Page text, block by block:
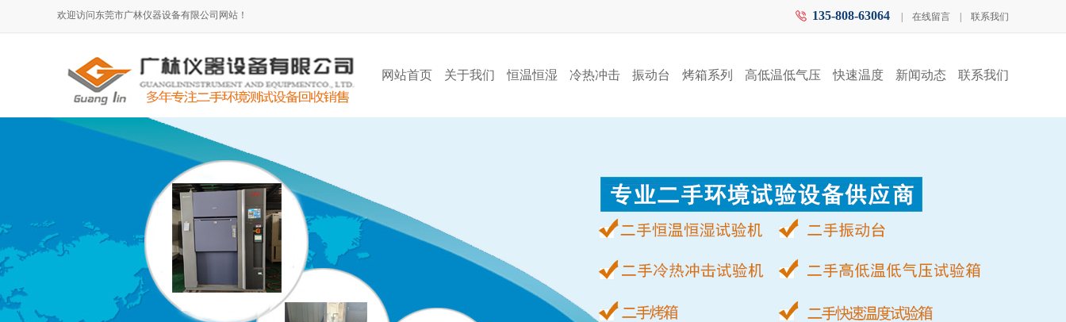
欢迎访问东莞市广林仪器设备有限公司网站！ 135-808-63064 在线留言 联系我们
网站首页 关于我们 恒温恒湿 冷热冲击 振动台 烤箱系列 高低温低气压 快速温度 新闻动态 联系我们